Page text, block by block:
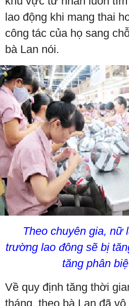
lao động khi mang thai
công tác của họ sang
bà Lan nói.
Theo chuyên gia, nữ
trường lao đông sẽ bị
tăng phân
Về quy định tăng thời
tháng, theo bà Lan đã